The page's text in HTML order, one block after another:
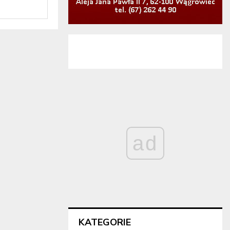
ad
KATEGORIE